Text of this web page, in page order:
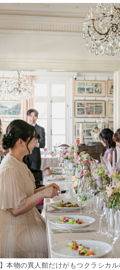
】本物の異人館だけがもつクラシカ